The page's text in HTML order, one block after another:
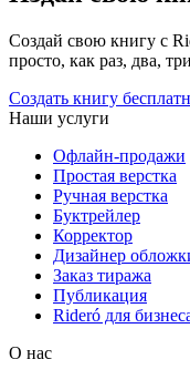
Создай свою книгу с
просто, как раз, два,
Создать книгу
Наши услуги
Офлайн-продажи
Простая верстка
Ручная верстка
Буктрейлер
Корректор
Дизайнер
Заказ тиража
Публикация
Rideró для
О нас